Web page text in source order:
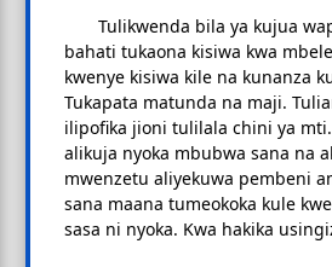
Tulikwenda bila ya kujua
bahati tukaona kisiwa kwa
kwenye kisiwa kile na kunanza
Tukapata matunda na maji.
ilipofika jioni tulilala chini ya
alikuja nyoka mbubwa sana na
mwenzetu aliyekuwa pembeni
sana maana tumeokoka kule
sasa ni nyoka. Kwa hakika